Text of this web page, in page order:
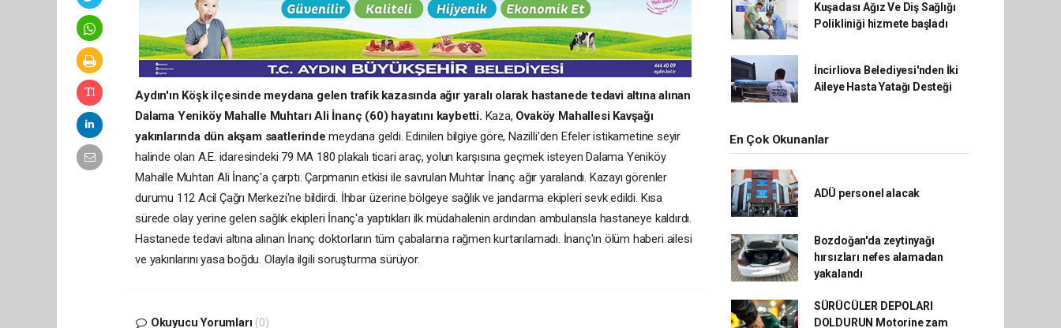
Aydın'ın Köşk ilçesinde meydana gelen trafik kazasında ağır yaralı olarak hastanede tedavi altına alınan
Dalama Yeniköy Mahalle Muhtarı Ali İnanç (60) hayatını kaybetti. Kaza, Ovaköy Mahallesi Kavşağı
yakınlarında dün akşam saatlerinde meydana geldi. Edinilen bilgiye göre, Nazilli'den Efeler istikametine seyir
halinde olan A.E. idaresindeki 79 MA 180 plakalı ticari araç, yolun karşısına geçmek isteyen Dalama Yeniköy
Mahalle Muhtarı Ali İnanç'a çarptı. Çarpmanın etkisi ile savrulan Muhtar İnanç ağır yaralandı. Kazayı görenler
durumu 112 Acil Çağrı Merkezi'ne bildirdi. İhbar üzerine bölgeye sağlık ve jandarma ekipleri sevk edildi. Kısa
sürede olay yerine gelen sağlık ekipleri İnanç'a yaptıkları ilk müdahalenin ardından ambulansla hastaneye kaldırdı.
Hastanede tedavi altına alınan İnanç doktorların tüm çabalarına rağmen kurtarılamadı. İnanç'ın ölüm haberi ailesi
ve yakınlarını yasa boğdu. Olayla ilgili soruşturma sürüyor.
Okuyucu Yorumları (0)
Kuşadası Ağız Ve Diş Sağlığı
Polikliniği hizmete başladı
İncirliova Belediyesi'nden İki
Aileye Hasta Yatağı Desteği
En Çok Okunanlar
ADÜ personel alacak
Bozdoğan'da zeytinyağı
hırsızları nefes alamadan
yakalandı
SÜRÜCÜLER DEPOLARI
DOLDURUN Motorine zam